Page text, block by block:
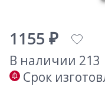
1155 ₽
В наличии 213
Срок